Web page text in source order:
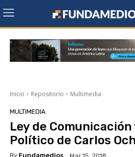
Inicio Repositorio Multimedia
MULTIMEDIA
Ley de
Político de Carlos
By Fundamedios